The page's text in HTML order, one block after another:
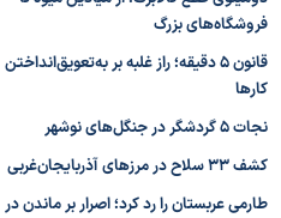
فروشگاه‌های بزرگ
قانون ۵ دقیقه؛ راز غلبه بر به‌تعویق‌انداختن
کارها
نجات ۵ گردشگر در جنگل‌های نوشهر
کشف ۳۳ سلاح در مرزهای آذربایجان‌غربی
طارمی عربستان را رد کرد؛ اصرار بر ماندن در